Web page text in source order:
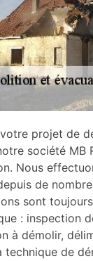
projet de
société MB
Nous
de
sont
: inspection
à démolir,
technique de